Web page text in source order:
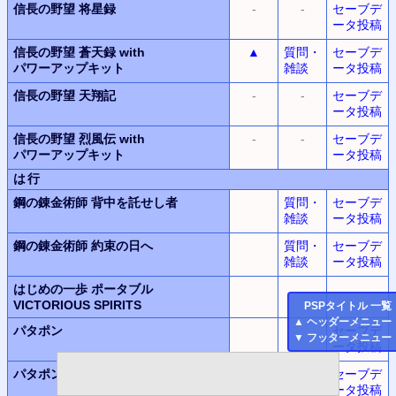
PSPタイトル 一覧
▲ ヘッダーメニュー
▼ フッターメニュー
信長の野望 将星録 - -
セーブデ
ータ投稿
信長の野望 蒼天録 with
パワーアップキット
▲
質問・
雑談
セーブデ
ータ投稿
信長の野望 天翔記 - -
セーブデ
ータ投稿
信長の野望 烈風伝 with
パワーアップキット
- -
セーブデ
ータ投稿
は行
鋼の錬金術師 背中を託せし者
質問・
雑談
セーブデ
ータ投稿
鋼の錬金術師 約束の日へ
質問・
雑談
セーブデ
ータ投稿
はじめの一歩 ポータブル
VICTORIOUS SPIRITS
パタポン
セーブデ
ータ投稿
パタポン2
セーブデ
ータ投稿